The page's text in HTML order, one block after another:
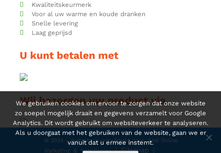
Kwaliteitskeurmerk
Voor al uw warme en koude dranken
Snelle levering
Laag geprijsd
U kunt betalen met
Wij bezorgen uw product via
© 2024 - Website is ontwikkeld door SAM Online
Marketing
& SAM Design |Sitemap |
We gebruiken cookies om ervoor te zorgen dat onze website
zo soepel mogelijk draait en gegevens verzamelt voor Google
Analytics. Dit wordt gebruikt om websiteverkeer te analyseren.
Als u doorgaat met het gebruiken van de website, gaan we er
vanuit dat u ermee instemt.